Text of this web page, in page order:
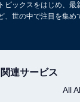
ピックスをはじめ、最
、世の中で注目を集め
関連サービス
All